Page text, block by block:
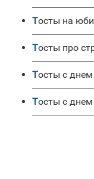
Тосты на
Тосты про
Тосты с
Тосты с